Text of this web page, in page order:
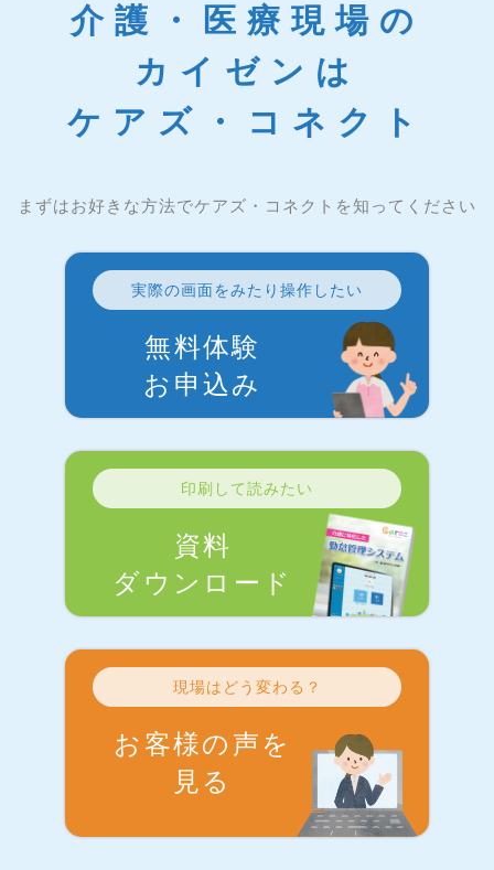
介護・医療現場の
カイゼンは
ケアズ・コネクト
まずはお好きな方法でケアズ・コネクトを知ってください
実際の画面をみたり操作したい
無料体験
お申込み
印刷して読みたい
資料
ダウンロード
現場はどう変わる？
お客様の声を
見る